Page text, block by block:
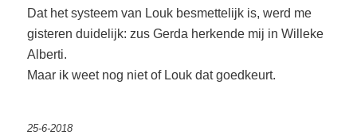
Dat het systeem van Louk besmettelijk is, werd me
gisteren duidelijk: zus Gerda herkende mij in Willeke
Alberti.
Maar ik weet nog niet of Louk dat goedkeurt.
25-6-2018